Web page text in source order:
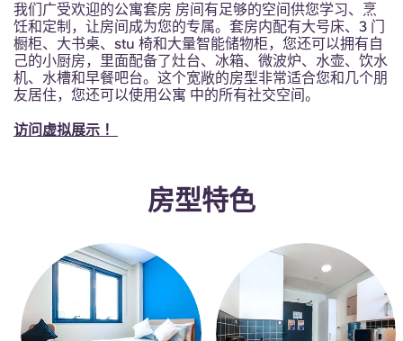
Italian
French
我们广受欢迎的公寓套房 房间有足够的空间供您学习、烹
饪和定制，让房间成为您的专属。套房内配有大号床、3 门
橱柜、大书桌、stu 椅和大量智能储物柜，您还可以拥有自
己的小厨房，里面配备了灶台、冰箱、微波炉、水壶、饮水
机、水槽和早餐吧台。这个宽敞的房型非常适合您和几个朋
友居住，您还可以使用公寓 中的所有社交空间。
访问虚拟展示 ！
房型特色